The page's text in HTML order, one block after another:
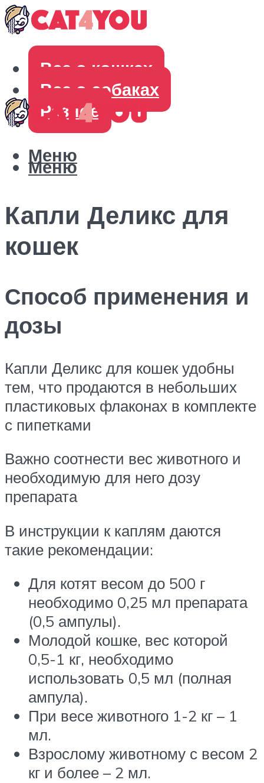
Все о кошках
Все о собаках
Разное
Меню
Меню
Капли Деликс для
кошек
Способ применения и
дозы
Капли Деликс для кошек удобны
тем, что продаются в небольших
пластиковых флаконах в комплекте
с пипетками
Важно соотнести вес животного и
необходимую для него дозу
препарата
В инструкции к каплям даются
такие рекомендации:
Для котят весом до 500 г
необходимо 0,25 мл препарата
(0,5 ампулы).
Молодой кошке, вес которой
0,5-1 кг, необходимо
использовать 0,5 мл (полная
ампула).
При весе животного 1-2 кг – 1
мл.
Взрослому животному с весом 2
кг и более – 2 мл.